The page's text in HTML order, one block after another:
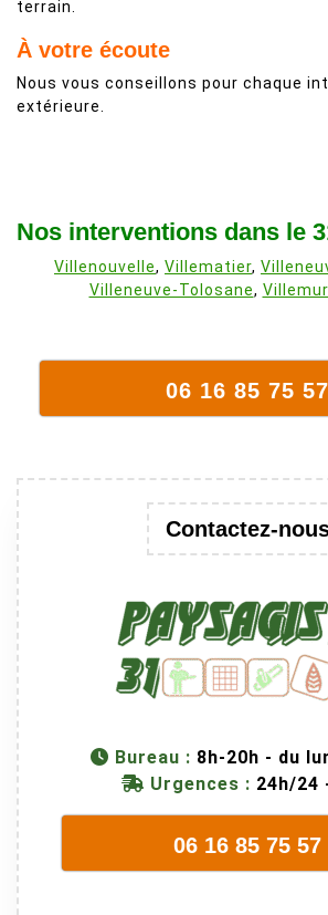
terrain.
À votre écoute
Nous vous conseillons pour chaque
extérieure.
Nos interventions dans le
Villenouvelle, Villematier,
Villeneuve-Tolosane,
06 16 85 75 57
Contactez-
Bureau : 8h-20h - du
Urgences : 24h/24
06 16 85 75 57